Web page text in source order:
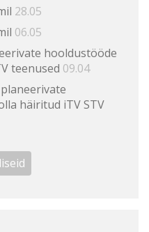
28.05
06.05
hooldustööde
teenused 09.04
häiritud iTV STV